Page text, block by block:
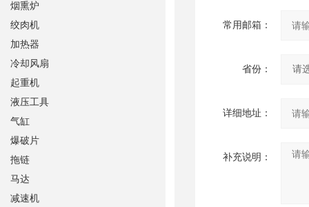
常用邮箱：
省份：
详细地址：
补充说明：
烟熏炉
绞肉机
加热器
冷却风扇
起重机
液压工具
气缸
爆破片
拖链
马达
减速机